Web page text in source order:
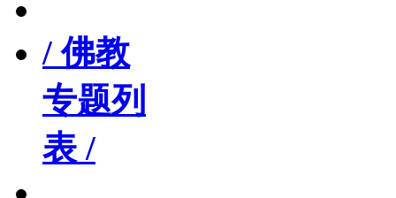
/ 佛教
专题列
表 /